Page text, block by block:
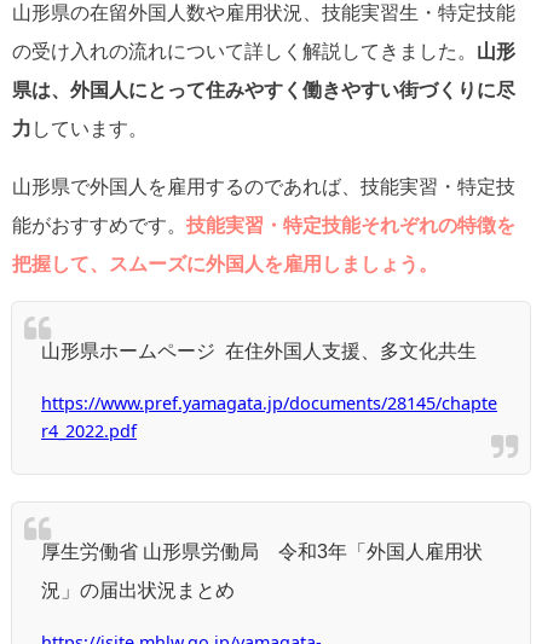
山形県の在留外国人数や雇用状況、技能実習生・特定技能
の受け入れの流れについて詳しく解説してきました。 山形
県は、外国人にとって住みやすく働きやすい街づくりに尽
力 しています。
山形県で外国人を雇用するのであれば、技能実習・特定技
能がおすすめです。 技能実習・特定技能それぞれの特徴を
把握して、スムーズに外国人を雇用しましょう。
山形県ホームページ 在住外国人支援、多文化共生
https://www.pref.yamagata.jp/documents/28145/chapte
r4_2022.pdf
厚生労働省 山形県労働局 令和3年「外国人雇用状
況」の届出状況まとめ